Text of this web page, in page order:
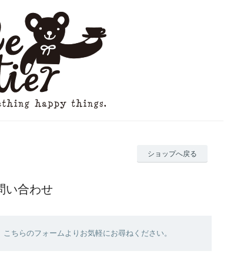
ショップへ戻る
い合わせ
ちらのフォームよりお気軽にお尋ねください。